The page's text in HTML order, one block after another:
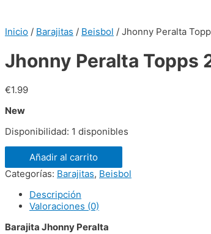
Inicio / Barajitas / Beisbol / Jhonny Peralta
Jhonny Peralta Topps
€1.99
New
Disponibilidad: 1 disponibles
Añadir al carrito
Categorías: Barajitas, Beisbol
Descripción
Valoraciones (0)
Barajita Jhonny Peralta